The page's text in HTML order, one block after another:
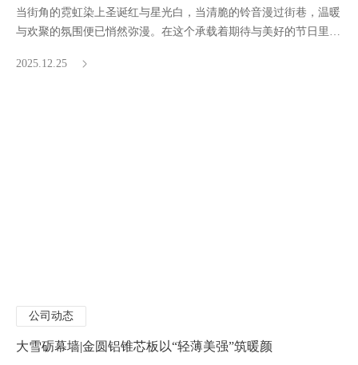
当街角的霓虹染上圣诞红与星光白，当清脆的铃音漫过街巷，温暖
与欢聚的氛围便已悄然弥漫。在这个承载着期待与美好的节日里，
2025.12.25
公司动态
大雪砺幕墙|金圆铝锥芯板以“轻薄美强”筑暖颜